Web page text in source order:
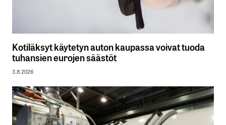
Kotiläksyt käytetyn auton kaupassa voivat tuoda
tuhansien eurojen säästöt
3.8.2026